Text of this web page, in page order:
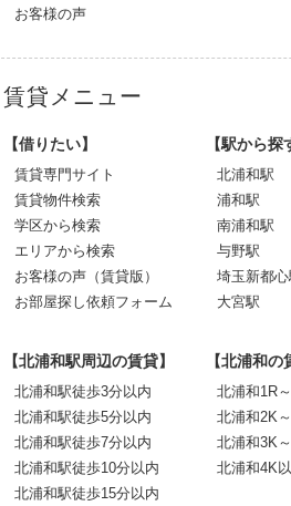
お客様の声
賃貸メニュー
【借りたい】
賃貸専門サイト
賃貸物件検索
学区から検索
エリアから検索
お客様の声（賃貸版）
お部屋探し依頼フォーム
【駅から探
北浦和駅
浦和駅
南浦和駅
与野駅
埼玉新都心
大宮駅
【北浦和駅周辺の賃貸】
北浦和駅徒歩3分以内
北浦和駅徒歩5分以内
北浦和駅徒歩7分以内
北浦和駅徒歩10分以内
北浦和駅徒歩15分以内
【北浦和の
北浦和1R
北浦和2K
北浦和3K
北浦和4K